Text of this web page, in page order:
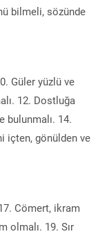
bilmeli, sözünde
Güler yüzlü ve
12. Dostluğa
bulunmalı. 14.
içten, gönülden ve
Cömert, ikram
olmalı. 19. Sır